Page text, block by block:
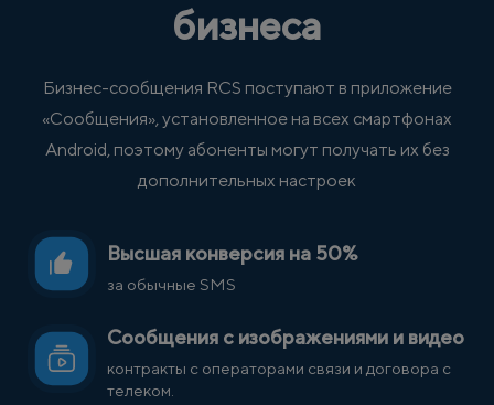
бизнеса
Бизнес-сообщения RCS поступают в приложение
«Сообщения», установленное на всех смартфонах
Android, поэтому абоненты могут получать их без
дополнительных настроек
Высшая конверсия на 50%
за обычные SMS
Сообщения с изображениями и видео
контракты с операторами связи и договора с
телеком.